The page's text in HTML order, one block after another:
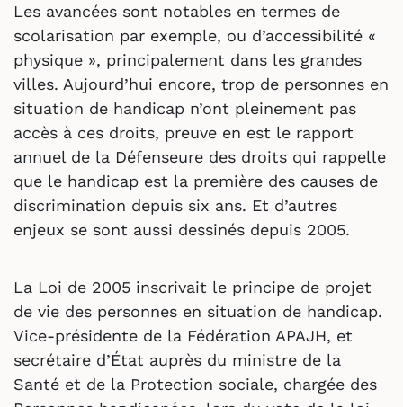
Les avancées sont notables en termes de
scolarisation par exemple, ou d’accessibilité «
physique », principalement dans les grandes
villes. Aujourd’hui encore, trop de personnes en
situation de handicap n’ont pleinement pas
accès à ces droits, preuve en est le rapport
annuel de la Défenseure des droits qui rappelle
que le handicap est la première des causes de
discrimination depuis six ans. Et d’autres
enjeux se sont aussi dessinés depuis 2005.
La Loi de 2005 inscrivait le principe de projet
de vie des personnes en situation de handicap.
Vice-présidente de la Fédération APAJH, et
secrétaire d’État auprès du ministre de la
Santé et de la Protection sociale, chargée des